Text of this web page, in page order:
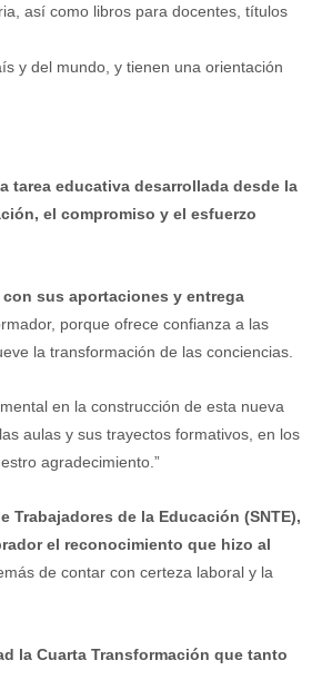
así como libros para docentes, títulos
y del mundo, y tienen una orientación
tarea educativa desarrollada desde la
el compromiso y el esfuerzo
sus aportaciones y entrega
porque ofrece confianza a las
la transformación de las conciencias.
en la construcción de esta nueva
aulas y sus trayectos formativos, en los
agradecimiento.”
de la Educación (SNTE),
el reconocimiento que hizo al
de contar con certeza laboral y la
la Cuarta Transformación que tanto